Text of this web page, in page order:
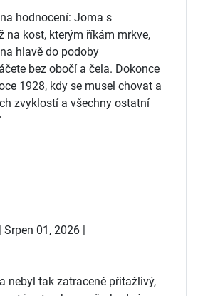
hodnocení: Joma s
na kost, kterým říkám mrkve,
hlavě do podoby
bez obočí a čela. Dokonce
1928, kdy se musel chovat a
zvyklostí a všechny ostatní
| Srpen 01, 2026 |
nebyl tak zatraceně přitažlivý,